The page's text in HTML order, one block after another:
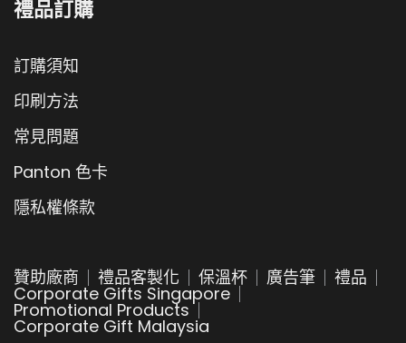
禮品訂購
訂購須知
印刷方法
常見問題
Panton 色卡
隱私權條款
贊助廠商 禮品客製化 保溫杯 廣告筆 禮品
Corporate Gifts Singapore
Promotional Products
Corporate Gift Malaysia